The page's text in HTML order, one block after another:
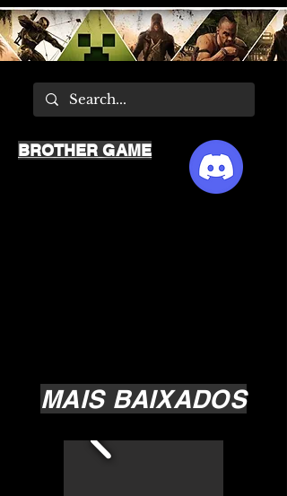
MAIS BAIXADOS
BROTHER GAME